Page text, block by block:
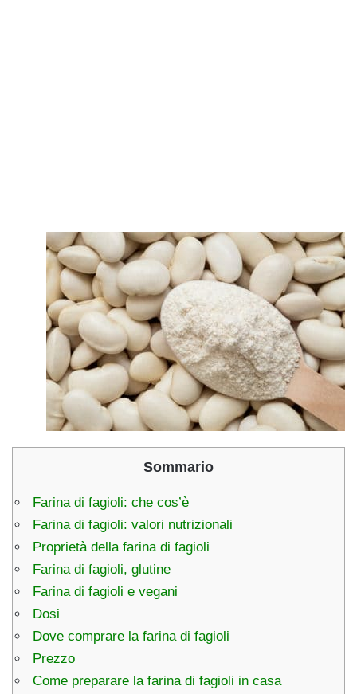
Sommario
Farina di fagioli: che cos’è
Farina di fagioli: valori nutrizionali
Proprietà della farina di fagioli
Farina di fagioli, glutine
Farina di fagioli e vegani
Dosi
Dove comprare la farina di fagioli
Prezzo
Come preparare la farina di fagioli in casa